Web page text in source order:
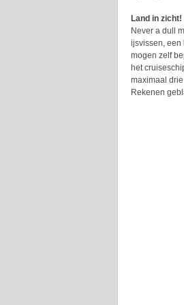
Land in zicht!
Never a dull
ijsvissen, een
mogen zelf
het
maximaal
Rekenen